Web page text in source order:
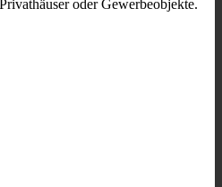
oder Gewerbeobjekte.